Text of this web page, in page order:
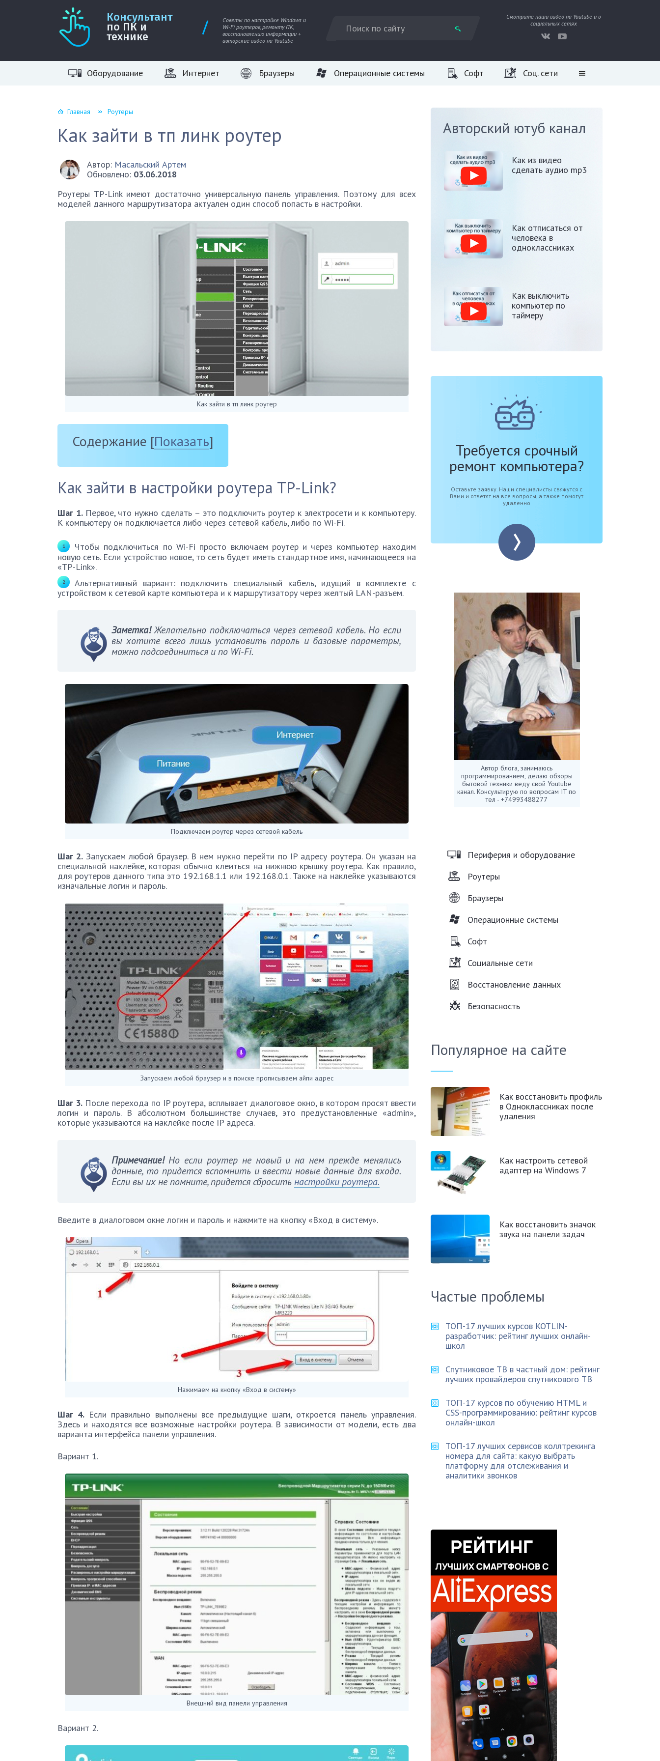
Консультант
по ПК и
технике
Советы по настройке Windows и
Wi-Fi роутеров, ремонту ПК,
восстановлению информации +
авторские видео на Youtube
Смотрите наши видео на Youtube и в
социальных сетях
Оборудование Интернет Браузеры Операционные системы Софт Соц. сети
Главная Роутеры
Как зайти в тп линк роутер
Автор: Масальский Артем
Обновлено: 03.06.2018
Роутеры TP-Link имеют достаточно универсальную панель управления. Поэтому для всех
моделей данного маршрутизатора актуален один способ попасть в настройки.
Как зайти в тп линк роутер
Содержание [Показать]
Как зайти в настройки роутера TP-Link?
Шаг 1. Первое, что нужно сделать – это подключить роутер к электросети и к компьютеру.
К компьютеру он подключается либо через сетевой кабель, либо по Wi-Fi.
Чтобы подключиться по Wi-Fi просто включаем роутер и через компьютер находим
новую сеть. Если устройство новое, то сеть будет иметь стандартное имя, начинающееся на
«TP-Link».
Альтернативный вариант: подключить специальный кабель, идущий в комплекте с
устройством к сетевой карте компьютера и к маршрутизатору через желтый LAN-разъем.
Заметка!Желательно подключаться через сетевой кабель. Но если
вы хотите всего лишь установить пароль и базовые параметры,
можно подсоединиться и по Wi-Fi.
Подключаем роутер через сетевой кабель
Шаг 2. Запускаем любой браузер. В нем нужно перейти по IP адресу роутера. Он указан на
специальной наклейке, которая обычно клеиться на нижнюю крышку роутера. Как правило,
для роутеров данного типа это 192.168.1.1 или 192.168.0.1. Также на наклейке указываются
изначальные логин и пароль.
Запускаем любой браузер и в поиске прописываем айпи адрес
Шаг 3. После перехода по IP роутера, всплывает диалоговое окно, в котором просят ввести
логин и пароль. В абсолютном большинстве случаев, это предустановленные «admin»,
которые указываются на наклейке после IP адреса.
Примечание!Но если роутер не новый и на нем прежде менялись
данные, то придется вспомнить и ввести новые данные для входа.
Если вы их не помните, придется сброситьнастройки роутера.
Введите в диалоговом окне логин и пароль и нажмите на кнопку «Вход в систему».
Нажимаем на кнопку «Вход в систему»
Шаг 4. Если правильно выполнены все предыдущие шаги, откроется панель управления.
Здесь и находятся все возможные настройки роутера. В зависимости от модели, есть два
варианта интерфейса панели управления.
Вариант 1.
Внешний вид панели управления
Вариант 2.
Авторский ютуб канал
Как из видео
сделать аудио mp3
Как отписаться от
человека в
одноклассниках
Как выключить
компьютер по
таймеру
Требуется срочный
ремонт компьютера?
Оставьте заявку. Наши специалисты свяжутся с
Вами и ответят на все вопросы, а также помогут
удаленно
Автор блога, занимаюсь
программированием, делаю обзоры
бытовой техники веду свой Youtube
канал. Консультирую по вопросам IT по
тел - +74993488277
Периферия и оборудование
Роутеры
Браузеры
Операционные системы
Софт
Социальные сети
Восстановление данных
Безопасность
Популярное на сайте
Как восстановить профиль
в Одноклассниках после
удаления
Как настроить сетевой
адаптер на Windows 7
Как восстановить значок
звука на панели задач
Частые проблемы
ТОП-17 лучших курсов KOTLIN-
разработчик: рейтинг лучших онлайн-
школ
Спутниковое ТВ в частный дом: рейтинг
лучших провайдеров спутникового ТВ
ТОП-17 курсов по обучению HTML и
CSS-программированию: рейтинг курсов
онлайн-школ
ТОП-17 лучших сервисов коллтрекинга
номера для сайта: какую выбрать
платформу для отслеживания и
аналитики звонков